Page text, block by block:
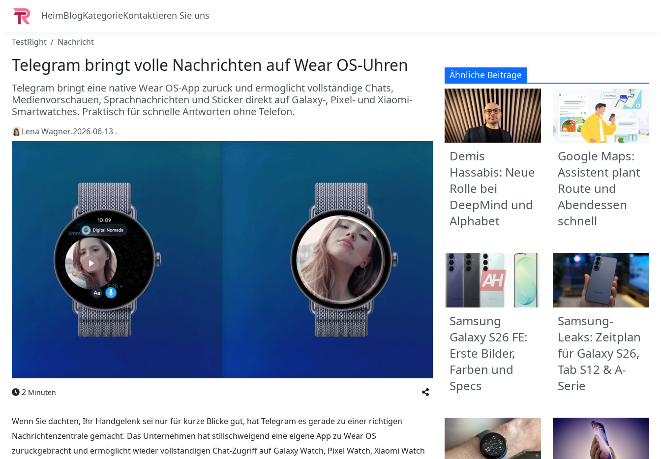
HeimBlogKategorieKontaktieren Sie uns
TestRight Nachricht
Telegram bringt volle Nachrichten auf Wear OS-Uhren
Telegram bringt eine native Wear OS-App zurück und ermöglicht vollständige Chats,
Medienvorschauen, Sprachnachrichten und Sticker direkt auf Galaxy-, Pixel- und Xiaomi-
Smartwatches. Praktisch für schnelle Antworten ohne Telefon.
Lena Wagner.2026-06-13 .
2 Minuten
Wenn Sie dachten, Ihr Handgelenk sei nur für kurze Blicke gut, hat Telegram es gerade zu einer richtigen
Nachrichtenzentrale gemacht. Das Unternehmen hat stillschweigend eine eigene App zu Wear OS
zurückgebracht und ermöglicht wieder vollständigen Chat-Zugriff auf Galaxy Watch, Pixel Watch, Xiaomi Watch
Ähnliche Beiträge
Demis
Hassabis: Neue
Rolle bei
DeepMind und
Alphabet
Google Maps:
Assistent plant
Route und
Abendessen
schnell
Samsung
Galaxy S26 FE:
Erste Bilder,
Farben und
Specs
Samsung-
Leaks: Zeitplan
für Galaxy S26,
Tab S12 & A-
Serie